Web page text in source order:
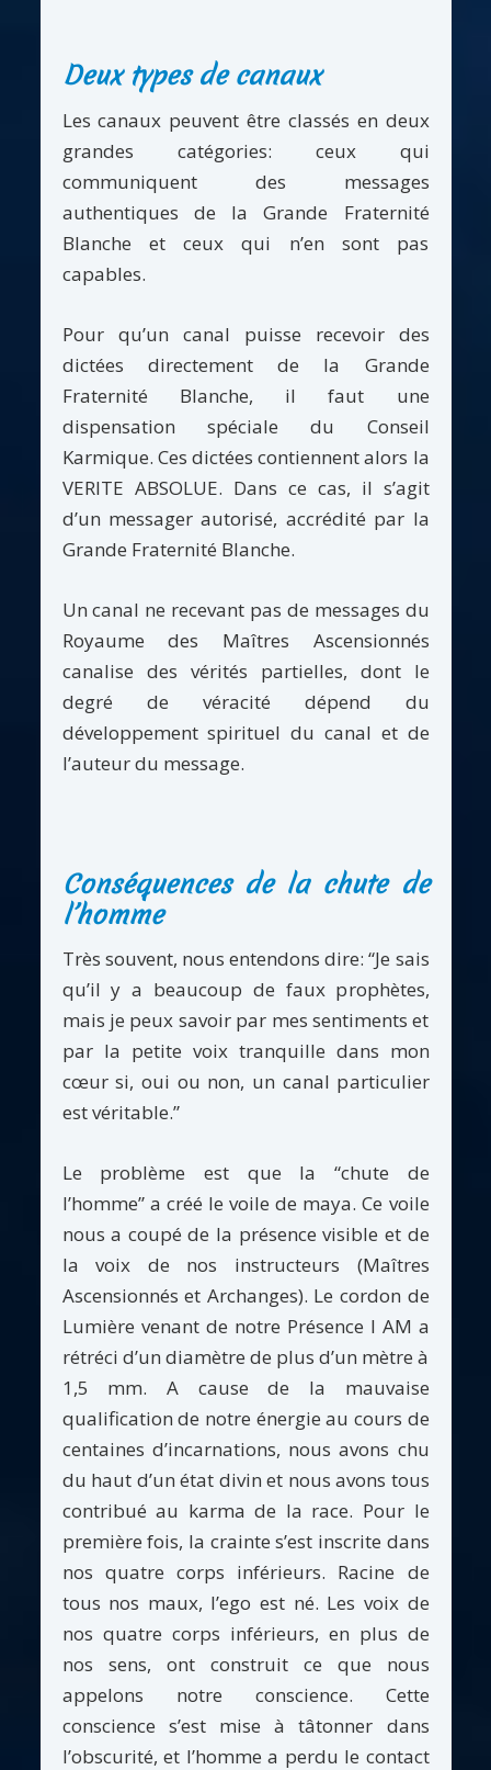
Deux types de canaux
Les canaux peuvent être classés en deux
grandes catégories: ceux qui
communiquent des messages
authentiques de la Grande Fraternité
Blanche et ceux qui n’en sont pas
capables.
Pour qu’un canal puisse recevoir des
dictées directement de la Grande
Fraternité Blanche, il faut une
dispensation spéciale du Conseil
Karmique. Ces dictées contiennent alors la
VERITE ABSOLUE. Dans ce cas, il s’agit
d’un messager autorisé, accrédité par la
Grande Fraternité Blanche.
Un canal ne recevant pas de messages du
Royaume des Maîtres Ascensionnés
canalise des vérités partielles, dont le
degré de véracité dépend du
développement spirituel du canal et de
l’auteur du message.
Conséquences de la chute de
l’homme
Très souvent, nous entendons dire: “Je sais
qu’il y a beaucoup de faux prophètes,
mais je peux savoir par mes sentiments et
par la petite voix tranquille dans mon
cœur si, oui ou non, un canal particulier
est véritable.”
Le problème est que la “chute de
l’homme” a créé le voile de maya. Ce voile
nous a coupé de la présence visible et de
la voix de nos instructeurs (Maîtres
Ascensionnés et Archanges). Le cordon de
Lumière venant de notre Présence I AM a
rétréci d’un diamètre de plus d’un mètre à
1,5 mm. A cause de la mauvaise
qualification de notre énergie au cours de
centaines d’incarnations, nous avons chu
du haut d’un état divin et nous avons tous
contribué au karma de la race. Pour le
première fois, la crainte s’est inscrite dans
nos quatre corps inférieurs. Racine de
tous nos maux, l’ego est né. Les voix de
nos quatre corps inférieurs, en plus de
nos sens, ont construit ce que nous
appelons notre conscience. Cette
conscience s’est mise à tâtonner dans
l’obscurité, et l’homme a perdu le contact